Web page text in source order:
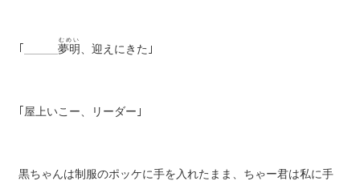
夢明
むめい
、迎えにきた｣
｢屋上いこー、リーダー｣
黒ちゃんは制服のポッケに手を入れたまま、ちゃー君は私に手